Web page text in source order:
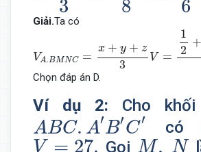
3 8 6
Giải.Ta có
VA.BMNC =
x + y + z
3
V =
1
2
+
VA.BM NC +
Chọn đáp án D.
Ví dụ 2: Cho
ABC. A′B′C′
ABC.A B′C′
có
V = 27.
V=27. Gọi M, N
M, N